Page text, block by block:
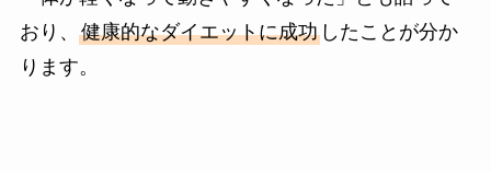
おり、 健康的なダイエットに成功したことが分か
ります。